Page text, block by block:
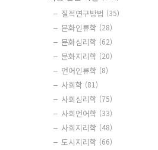
질적연구방법 (35)
문화인류학 (28)
문화심리학 (62)
문화지리학 (20)
언어인류학 (8)
사회학 (81)
사회심리학 (75)
사회언어학 (33)
사회지리학 (48)
도시지리학 (66)